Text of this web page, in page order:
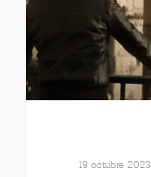
19 octubre 2023